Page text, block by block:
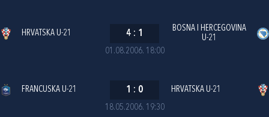
01.08.2006. 18:00
HRVATSKA U-21 4 : 1
BOSNA I HERCEGOVINA
U-21
18.05.2006. 19:30
FRANCUSKA U-21 1 : 0 HRVATSKA U-21